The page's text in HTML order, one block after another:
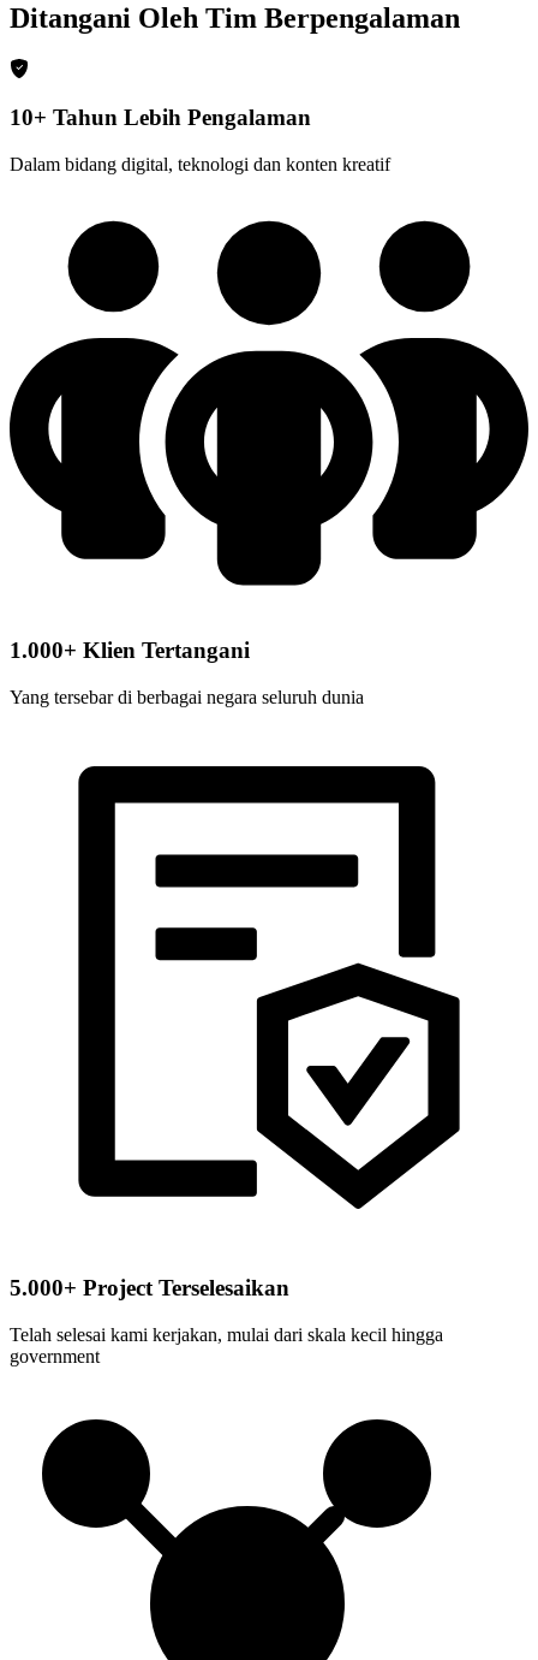
Ditangani Oleh Tim Berpengalaman
10+ Tahun Lebih Pengalaman
Dalam bidang digital, teknologi dan konten kreatif
1.000+ Klien Tertangani
Yang tersebar di berbagai negara seluruh dunia
5.000+ Project Terselesaikan
Telah selesai kami kerjakan, mulai dari skala kecil hingga
government